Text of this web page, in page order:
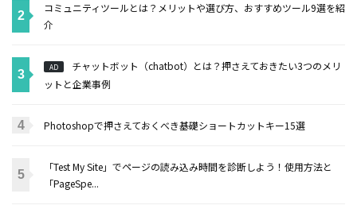
コミュニティツールとは？メリットや選び方、おすすめツール9選を紹
介
AD
チャットボット（chatbot）とは？押さえておきたい3つのメリ
ットと企業事例
Photoshopで押さえておくべき基礎ショートカットキー15選
「Test My Site」でページの読み込み時間を診断しよう！使用方法と
「PageSpe...